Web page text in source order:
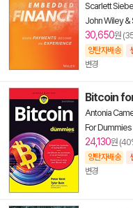
Scarlett
John Wiley &
30,650원
양탄자배송
변경
Bitcoin
Antonia
For Dummies
24,130원
양탄자배송
변경